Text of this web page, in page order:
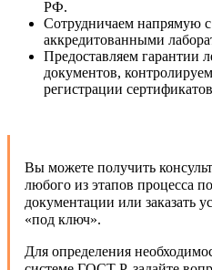
РФ.
Сотрудничаем напрямую
аккредитованными
Предоставляем гарантии
документов,
регистрации
Вы можете получить
любого из этапов процесса
документации или заказать
«под ключ».
Для определения